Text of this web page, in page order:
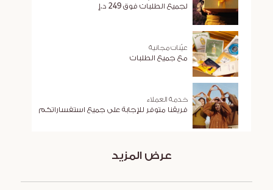
لجميع الطلبات فوق 249 د.إ
عيّنات مجانية
مع جميع الطلبات
خدمة العملاء
فريقنا متوفر للإجابة على جميع استفساراتكم
عرض المزيد